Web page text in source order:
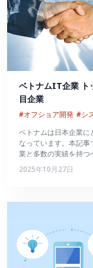
ベトナムIT企業 ト
目企業
#オフショア開発 #シ
ベトナムは日本企業に
なっています。本記
業と多数の実績を持つ
2025年10月27日